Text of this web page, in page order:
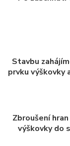
Stavbu
prvku výškovky
Zbroušení
výškovky do